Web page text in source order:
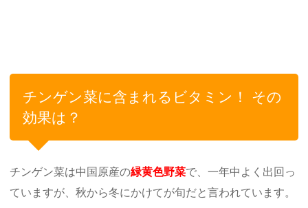
チンゲン菜に含まれるビタミン！ その
効果は？
チンゲン菜は中国原産の緑黄色野菜で、一年中よく出回っ
ていますが、秋から冬にかけてが旬だと言われています。